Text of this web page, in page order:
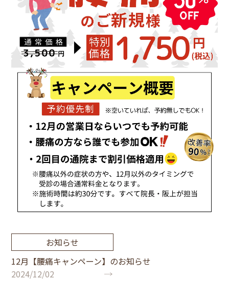
お知らせ
12月【腰痛キャンペーン】のお知らせ
2024/12/02